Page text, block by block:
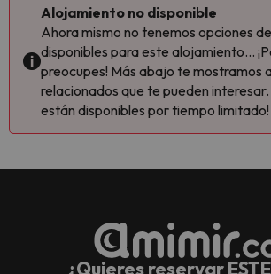
Alojamiento no disponible
Ahora mismo no tenemos opciones
disponibles para este alojamiento...
preocupes! Más abajo te mostramos
relacionados que te pueden interesar.
están disponibles por tiempo limitado!
¿Quieres reservar